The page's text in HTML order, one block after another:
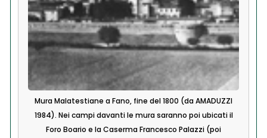
Mura Malatestiane a Fano, fine del 1800 (da AMADUZZI
1984). Nei campi davanti le mura saranno poi ubicati il
Foro Boario e la Caserma Francesco Palazzi (poi